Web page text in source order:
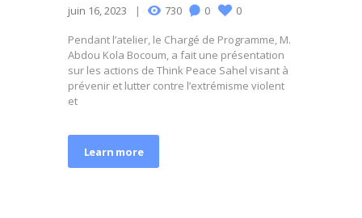
juin 16, 2023 730 0 0
Pendant l’atelier, le Chargé de Programme, M.
Abdou Kola Bocoum, a fait une présentation
sur les actions de Think Peace Sahel visant à
prévenir et lutter contre l’extrémisme violent
et
Learn more